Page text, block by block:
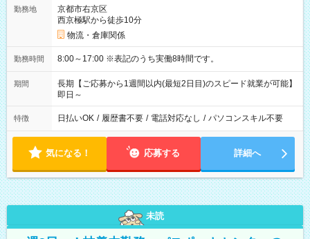
勤務地
京都市右京区
西京極駅から徒歩10分
物流・倉庫関係
勤務時間 8:00～17:00 ※表記のうち実働8時間です。
期間
長期【ご応募から1週間以内(最短2日目)のスピード就業が可能】
即日～
特徴 日払いOK / 履歴書不要 / 電話対応なし / パソコンスキル不要
気になる！ 応募する 詳細へ
未読